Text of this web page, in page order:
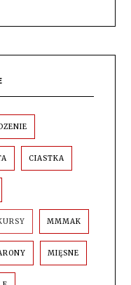
CIASTKA
MMMAK
MIĘSNE